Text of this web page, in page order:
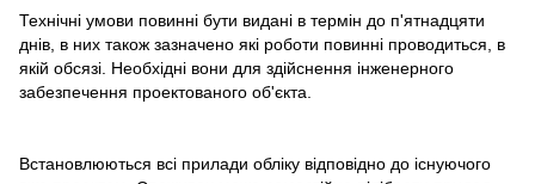
Технічні умови повинні бути видані в термін до п'ятнадцяти
днів, в них також зазначено які роботи повинні проводиться, в
якій обсязі. Необхідні вони для здійснення інженерного
забезпечення проектованого об'єкта.
Встановлюються всі прилади обліку відповідно до існуючого